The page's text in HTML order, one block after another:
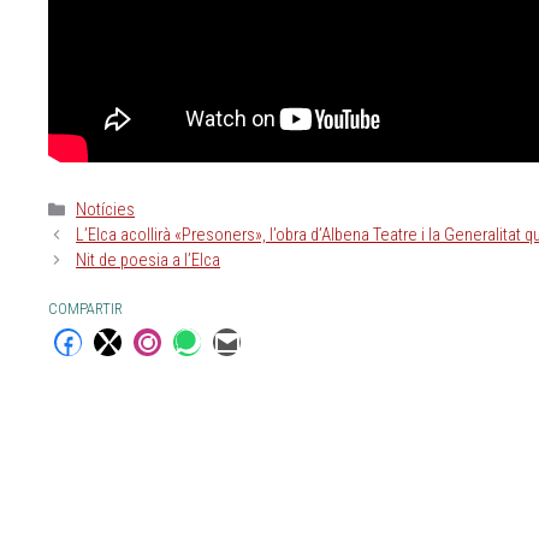
Notícies
L’Elca acollirà «Presoners», l’obra d’Albena Teatre i la
Nit de poesia a l’Elca
COMPARTIR